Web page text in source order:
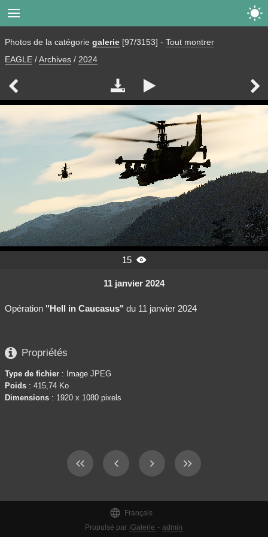
 
Photos de la catégorie galerie [97/3153] - Tout montrer
EAGLE /Archives / 2024
   
15 
11 janvier 2024
Opération "Hell in Caucasus" du 11 janvier 2024
 Propriétés
Type de fichier : Image JPEG
Poids : 415,74 Ko
Dimensions : 1920 x 1080 pixels

Français
Propulsé par iGalerie - admin